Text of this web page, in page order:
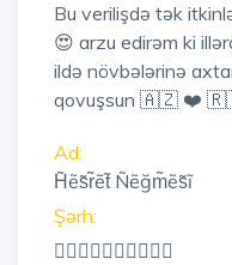
Bu verilişdə tək
😍 arzu edirəm ki
ildə növbələrinə
qovuşsun 🇦🇿 ❤️
Ad:
H̃ẽs̃r̃ẽt̃ Ñẽğm̃ẽs̃ĩ
Şərh:
👍🏼👍🏼👍🏼👍🏼👍🏼